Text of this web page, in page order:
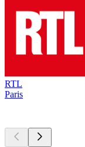
RTL
Paris